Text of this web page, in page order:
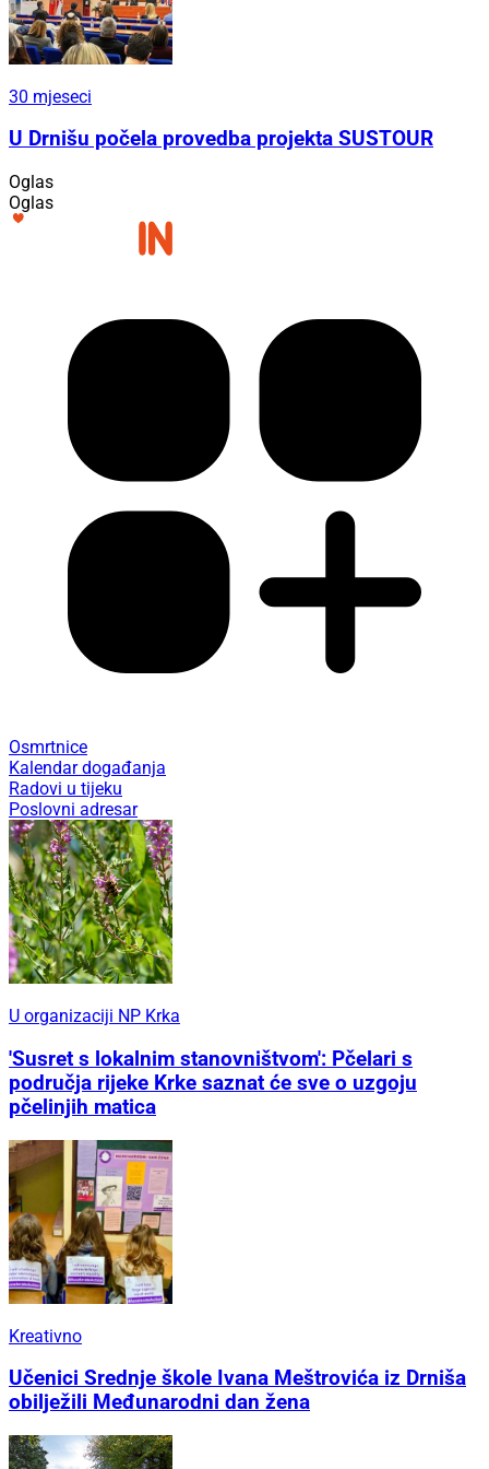
30 mjeseci
U Drnišu počela provedba projekta SUSTOUR
Oglas
Oglas
Osmrtnice
Kalendar događanja
Radovi u tijeku
Poslovni adresar
U organizaciji NP Krka
'Susret s lokalnim stanovništvom': Pčelari s
područja rijeke Krke saznat će sve o uzgoju
pčelinjih matica
Kreativno
Učenici Srednje škole Ivana Meštrovića iz Drniša
obilježili Međunarodni dan žena